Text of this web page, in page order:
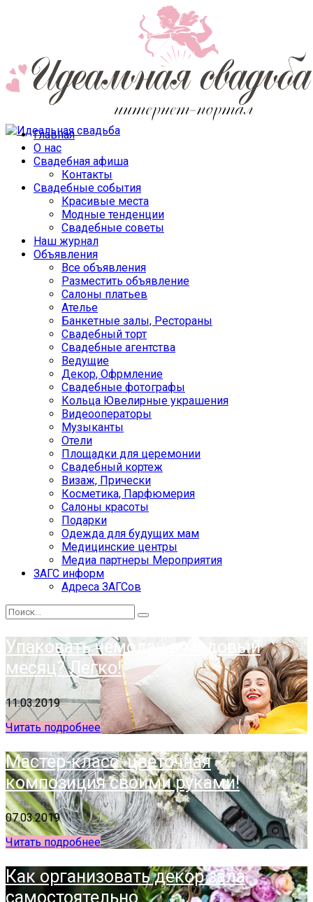
Главная
О нас
Свадебная афиша
Контакты
Свадебные события
Красивые места
Модные тенденции
Свадебные советы
Наш журнал
Объявления
Все объявления
Разместить объявление
Салоны платьев
Ателье
Банкетные залы, Рестораны
Свадебный торт
Свадебные агентства
Ведущие
Декор, Офрмление
Свадебные фотографы
Кольца Ювелирные украшения
Видеооператоры
Музыканты
Отели
Площадки для церемонии
Свадебный кортеж
Визаж, Прически
Косметика, Парфюмерия
Салоны красоты
Подарки
Одежда для будущих мам
Медицинские центры
Медиа партнеры Мероприятия
ЗАГС информ
Адреса ЗАГСов
Упаковать чемодан в медовый
месяц? Легко!
11.03.2019
Читать подробнее
Мастер-класс: цветочная
композиция своими руками!
07.03.2019
Читать подробнее
Как организовать декор зала
самостоятельно